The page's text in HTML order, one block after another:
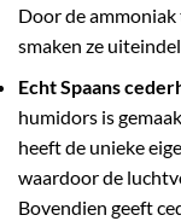
Door de
smaken ze
Echt Spaans
humidors is
heeft de unieke
waardoor de
Bovendien geeft